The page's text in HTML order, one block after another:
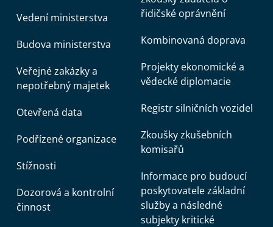
Vedení ministerstva
Budova ministerstva
Veřejné zakázky a
nepotřebný majetek
Otevřená data
Podřízené organizace
Stížnosti
Dozorová a kontrolní
činnost
řidičské oprávnění
Kombinovaná doprava
Projekty ekonomické a
vědecké diplomacie
Registr silničních vozidel
Zkoušky zkušebních
komisařů
Informace pro budoucí
poskytovatele základní
služby a následné
subjekty kritické